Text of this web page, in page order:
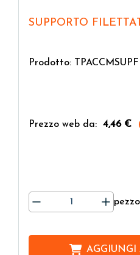
SUPPORTO
Prodotto:
Prezzo web da: 4,46 €
pezzo
AGGIUNGI